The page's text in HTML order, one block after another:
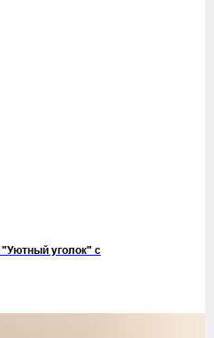
уголок" c